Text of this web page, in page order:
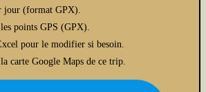
(format GPX).
points GPS (GPX).
pour le modifier si besoin.
carte Google Maps de ce trip.